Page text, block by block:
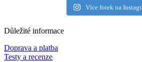
Více fotek na
Důležité informace
Doprava a platba
Testy a recenze